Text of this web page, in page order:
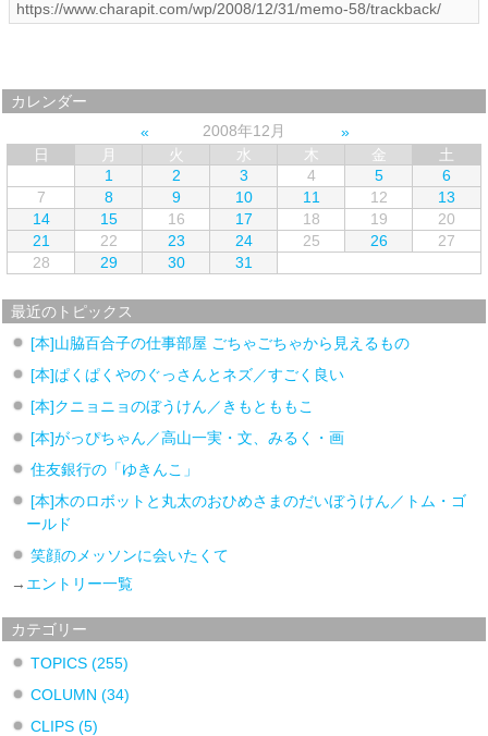
カレンダー
2008年12月
日
月 火 水 木 金
土
1
2 3 4 5
6
7
8 9 10 11 12
13
14
15 16 17 18 19
20
21
22 23 24 25 26
27
28
29 30 31
最近のトピックス
[本]山脇百合子の仕事部屋 ごちゃごちゃから見えるもの
[本]ぱくぱくやのぐっさんとネズ／すごく良い
[本]クニョニョのぼうけん／きもとももこ
[本]がっぴちゃん／高山一実・文、みるく・画
住友銀行の「ゆきんこ」
[本]木のロボットと丸太のおひめさまのだいぼうけん／トム・ゴ
ールド
笑顔のメッソンに会いたくて
→ エントリー一覧
カテゴリー
TOPICS (255)
COLUMN (34)
CLIPS (5)